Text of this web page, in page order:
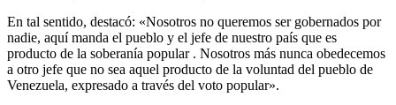
En tal sentido, destacó: «Nosotros no queremos ser gobernados por
nadie, aquí manda el pueblo y el jefe de nuestro país que es
producto de la soberanía popular . Nosotros más nunca obedecemos
a otro jefe que no sea aquel producto de la voluntad del pueblo de
Venezuela, expresado a través del voto popular».